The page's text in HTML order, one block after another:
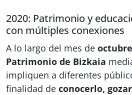
2020: Patrimonio y
con múltiples conexiones
A lo largo del mes de octubre
Patrimonio de Bizkaia
impliquen a diferentes
finalidad de conocerlo,